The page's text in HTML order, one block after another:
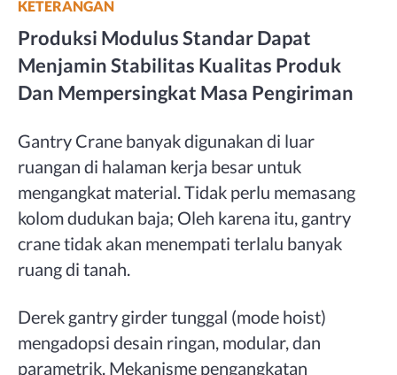
KETERANGAN
Produksi Modulus Standar Dapat
Menjamin Stabilitas Kualitas Produk
Dan Mempersingkat Masa Pengiriman
Gantry Crane banyak digunakan di luar
ruangan di halaman kerja besar untuk
mengangkat material. Tidak perlu memasang
kolom dudukan baja; Oleh karena itu, gantry
crane tidak akan menempati terlalu banyak
ruang di tanah.
Derek gantry girder tunggal (mode hoist)
mengadopsi desain ringan, modular, dan
parametrik. Mekanisme pengangkatan